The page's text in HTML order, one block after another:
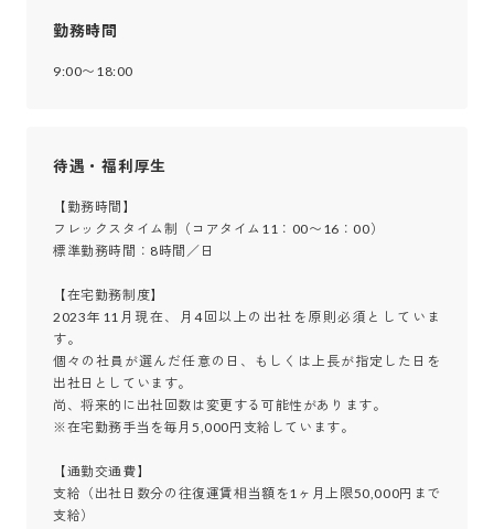
勤務時間
9:00〜18:00
待遇・福利厚生
【勤務時間】
フレックスタイム制（コアタイム11：00〜16：00）
標準勤務時間：8時間／日
【在宅勤務制度】
2023年11月現在、月4回以上の出社を原則必須としていま
す。
個々の社員が選んだ任意の日、もしくは上長が指定した日を
出社日としています。
尚、将来的に出社回数は変更する可能性があります。
※在宅勤務手当を毎月5,000円支給しています。
【通勤交通費】
支給（出社日数分の往復運賃相当額を1ヶ月上限50,000円まで
支給）